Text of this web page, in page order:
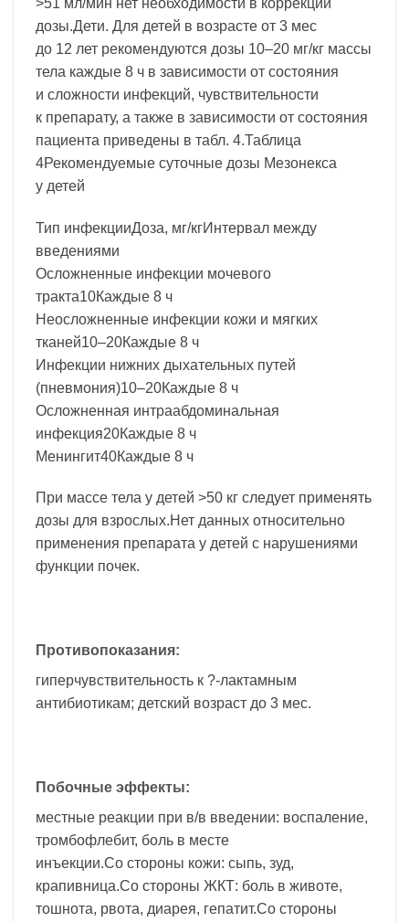
дозы.Дети. Для детей в возрасте от 3 мес
до 12 лет рекомендуются дозы 10–20 мг/кг массы
тела каждые 8 ч в зависимости от состояния
и сложности инфекций, чувствительности
к препарату, а также в зависимости от состояния
пациента приведены в табл. 4.Таблица
4Рекомендуемые суточные дозы Мезонекса
у детей
Тип инфекцииДоза, мг/кгИнтервал между
введениями
Осложненные инфекции мочевого
тракта10Каждые 8 ч
Неосложненные инфекции кожи и мягких
тканей10–20Каждые 8 ч
Инфекции нижних дыхательных путей
(пневмония)10–20Каждые 8 ч
Осложненная интраабдоминальная
инфекция20Каждые 8 ч
Менингит40Каждые 8 ч
При массе тела у детей >50 кг следует применять
дозы для взрослых.Нет данных относительно
применения препарата у детей с нарушениями
функции почек.
Противопоказания:
гиперчувствительность к ?-лактамным
антибиотикам; детский возраст до 3 мес.
Побочные эффекты:
местные реакции при в/в введении: воспаление,
тромбофлебит, боль в месте
инъекции.Со стороны кожи: сыпь, зуд,
крапивница.Со стороны ЖКТ: боль в животе,
тошнота, рвота, диарея, гепатит.Со стороны